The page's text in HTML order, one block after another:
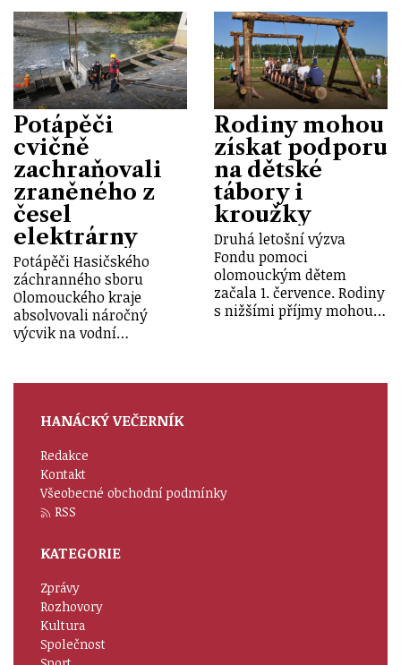
Potápěči
cvičně
zachraňovali
zraněného z
česel
elektrárny
Potápěči Hasičského
záchranného sboru
Olomouckého kraje
absolvovali náročný
výcvik na vodní…
Rodiny mohou
získat podporu
na dětské
tábory i
kroužky
Druhá letošní výzva
Fondu pomoci
olomouckým dětem
začala 1. července. Rodiny
s nižšími příjmy mohou…
HANÁCKÝ VEČERNÍK
Redakce
Kontakt
Všeobecné obchodní podmínky
RSS
KATEGORIE
Zprávy
Rozhovory
Kultura
Společnost